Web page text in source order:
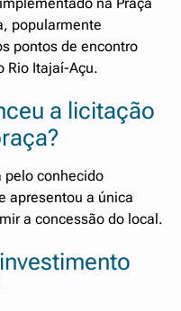
popularmente
pontos de encontro
Rio Itajaí-Açu.
a licitação
pelo conhecido
apresentou a única
a concessão do local.